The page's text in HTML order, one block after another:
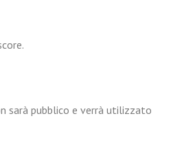
sarà pubblico e verrà utilizzato